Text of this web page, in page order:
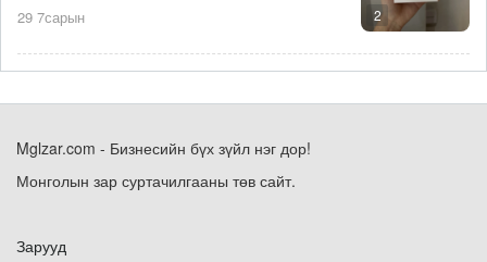
2
29 7сарын
Mglzar.com - Бизнесийн бүх зүйл нэг дор!
Монголын зар суртачилгааны төв сайт.
Зарууд